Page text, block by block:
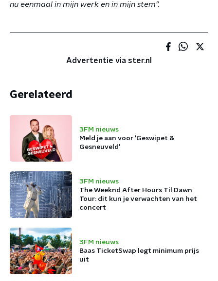
nu eenmaal in mijn werk en in mijn stem”.
Advertentie via ster.nl
Gerelateerd
3FM nieuws
Meld je aan voor 'Geswipet &
Gesneuveld'
3FM nieuws
The Weeknd After Hours Til Dawn
Tour: dit kun je verwachten van het
concert
3FM nieuws
Baas TicketSwap legt minimum prijs
uit